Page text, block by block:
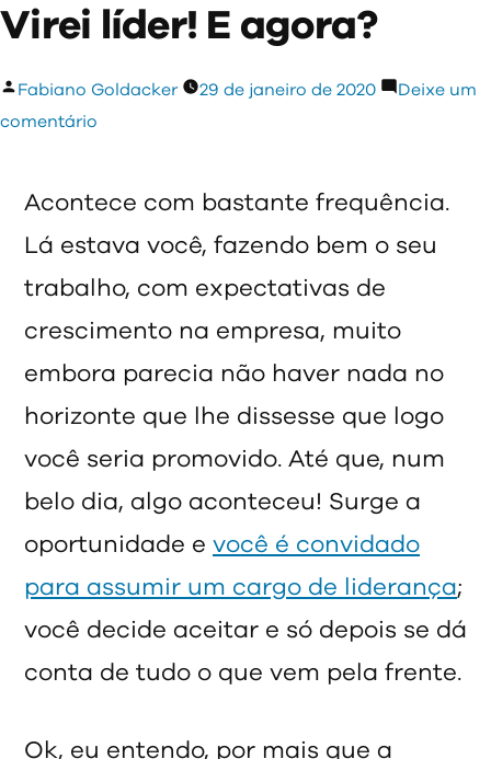
Virei líder! E agora?
Publicado
por
Fabiano Goldacker 29 de janeiro de 2020
Deixe um
comentário
E
agora?
Acontece com bastante frequência.
Lá estava você, fazendo bem o seu
trabalho, com expectativas de
crescimento na empresa, muito
embora parecia não haver nada no
horizonte que lhe dissesse que logo
você seria promovido. Até que, num
belo dia, algo aconteceu! Surge a
oportunidade e você é convidado
para assumir um cargo de liderança;
você decide aceitar e só depois se dá
conta de tudo o que vem pela frente.
Ok, eu entendo, por mais que a